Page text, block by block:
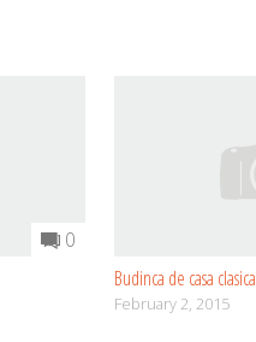
0
Budinca de casa clasica
February 2, 2015